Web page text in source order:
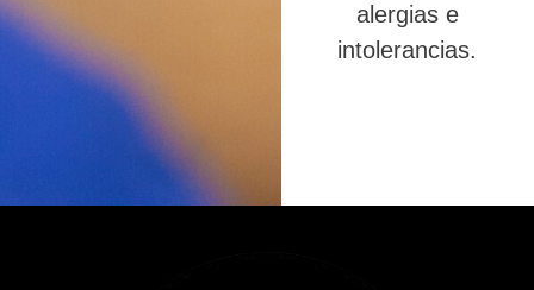
alergias e
intolerancias.